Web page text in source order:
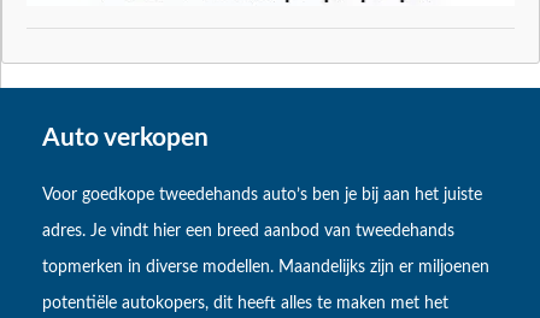
Auto verkopen
Voor goedkope tweedehands auto’s ben je bij aan het juiste
adres. Je vindt hier een breed aanbod van tweedehands
topmerken in diverse modellen. Maandelijks zijn er miljoenen
potentiële autokopers, dit heeft alles te maken met het